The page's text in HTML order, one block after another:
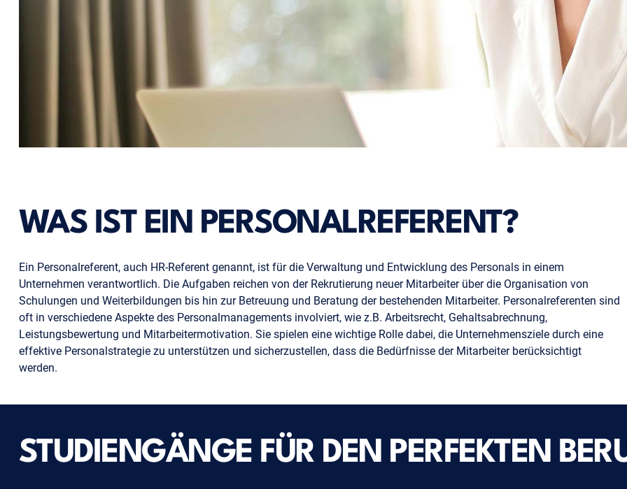
WAS IST EIN PERSONALREFERENT?
Ein Personalreferent, auch HR-Referent genannt, ist für die Verwaltung und Entwicklung des Personals in einem
Unternehmen verantwortlich. Die Aufgaben reichen von der Rekrutierung neuer Mitarbeiter über die Organisation von
Schulungen und Weiterbildungen bis hin zur Betreuung und Beratung der bestehenden Mitarbeiter. Personalreferenten sind
oft in verschiedene Aspekte des Personalmanagements involviert, wie z.B. Arbeitsrecht, Gehaltsabrechnung,
Leistungsbewertung und Mitarbeitermotivation. Sie spielen eine wichtige Rolle dabei, die Unternehmensziele durch eine
effektive Personalstrategie zu unterstützen und sicherzustellen, dass die Bedürfnisse der Mitarbeiter berücksichtigt
werden.
STUDIENGÄNGE FÜR DEN PERFEKTEN